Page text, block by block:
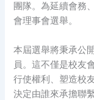
團隊。為延續會務
會理事會選舉。
本屆選舉將秉承公
員。這不僅是校友
行使權利、塑造校
決定由誰來承擔聯